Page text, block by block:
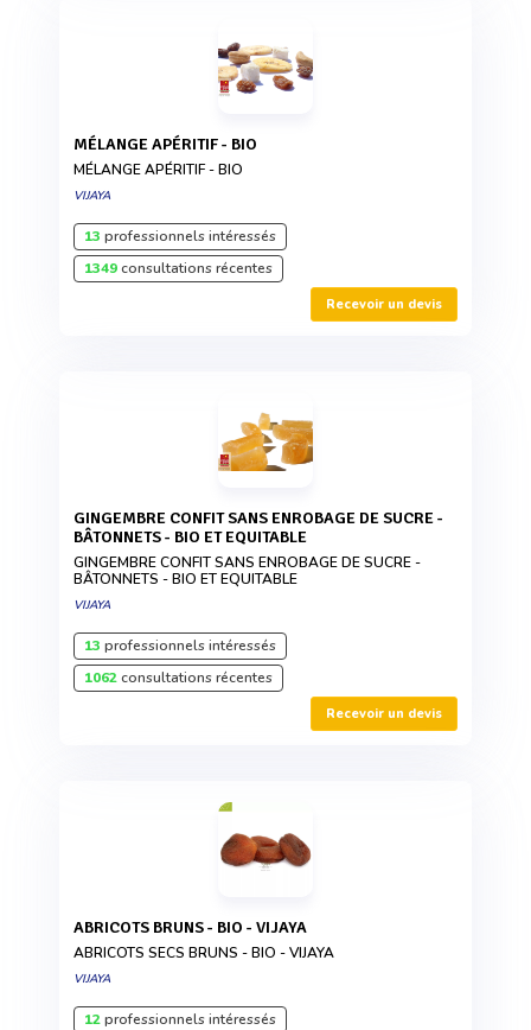
MÉLANGE APÉRITIF - BIO
MÉLANGE APÉRITIF - BIO
VIJAYA
13 professionnels intéressés
1349consultations récentes
Recevoir un devis
GINGEMBRE CONFIT SANS ENROBAGE DE SUCRE -
BÂTONNETS - BIO ET EQUITABLE
GINGEMBRE CONFIT SANS ENROBAGE DE SUCRE -
BÂTONNETS - BIO ET EQUITABLE
VIJAYA
13 professionnels intéressés
1062consultations récentes
Recevoir un devis
ABRICOTS BRUNS - BIO - VIJAYA
ABRICOTS SECS BRUNS - BIO - VIJAYA
VIJAYA
12professionnels intéressés